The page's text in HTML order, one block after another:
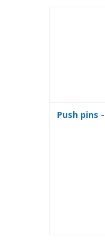
Push pins